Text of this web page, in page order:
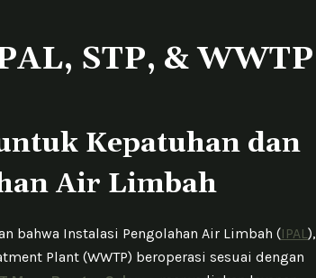
STP, & WWTP
Kepatuhan dan
Air Limbah
bahwa Instalasi Pengolahan Air Limbah (IPAL),
Plant (WWTP) beroperasi sesuai dengan